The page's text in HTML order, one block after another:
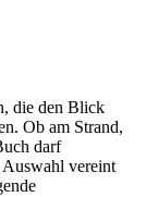
die den Blick
Ob am Strand,
darf
Auswahl vereint